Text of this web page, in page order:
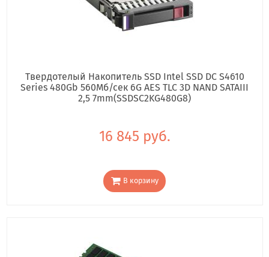
Твердотелый Накопитель SSD Intel SSD DC S4610
Series 480Gb 560Мб/сек 6G AES TLC 3D NAND SATAIII
2,5 7mm(SSDSC2KG480G8)
16 845 руб.
В корзину